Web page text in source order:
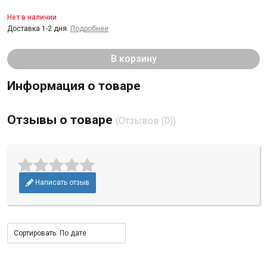
В корзину
Нет в наличии
Доставка 1-2 дня. Подробнее
Информация о товаре
Отзывы о товаре (Отзывов (0))
Написать отзыв